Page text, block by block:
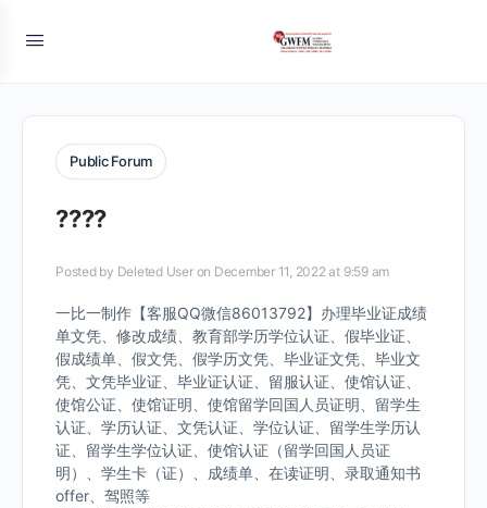
Public Forum
????
Posted by Deleted User on December 11, 2022 at 9:59 am
一比一制作【客服QQ微信86013792】办理毕业证成绩
单文凭、修改成绩、教育部学历学位认证、假毕业证、
假成绩单、假文凭、假学历文凭、毕业证文凭、毕业文
凭、文凭毕业证、毕业证认证、留服认证、使馆认证、
使馆公证、使馆证明、使馆留学回国人员证明、留学生
认证、学历认证、文凭认证、学位认证、留学生学历认
证、留学生学位认证、使馆认证（留学回国人员证
明）、学生卡（证）、成绩单、在读证明、录取通知书
offer、驾照等